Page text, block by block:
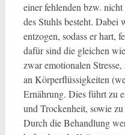
einer fehlenden bzw.
des Stuhls besteht. Dabei
entzogen, sodass er hart,
dafür sind die gleichen
zwar emotionalen
an Körperflüssigkeiten
Ernährung. Dies führt zu
und Trockenheit, sowie
Durch die Behandlung